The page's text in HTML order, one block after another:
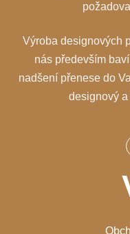
Výroba designových
nás především
nadšení přenese do
designový